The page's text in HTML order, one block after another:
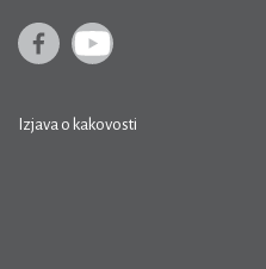
Izjava o kakovosti